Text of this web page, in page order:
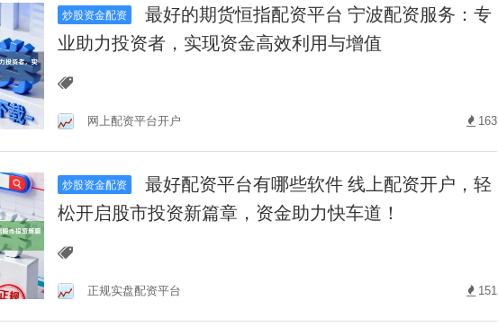
炒股资金配资
最好的期货恒指配资平台 宁波配资服务：专
业助力投资者，实现资金高效利用与增值
网上配资平台开户 163
炒股资金配资
最好配资平台有哪些软件 线上配资开户，轻
松开启股市投资新篇章，资金助力快车道！
正规实盘配资平台 151